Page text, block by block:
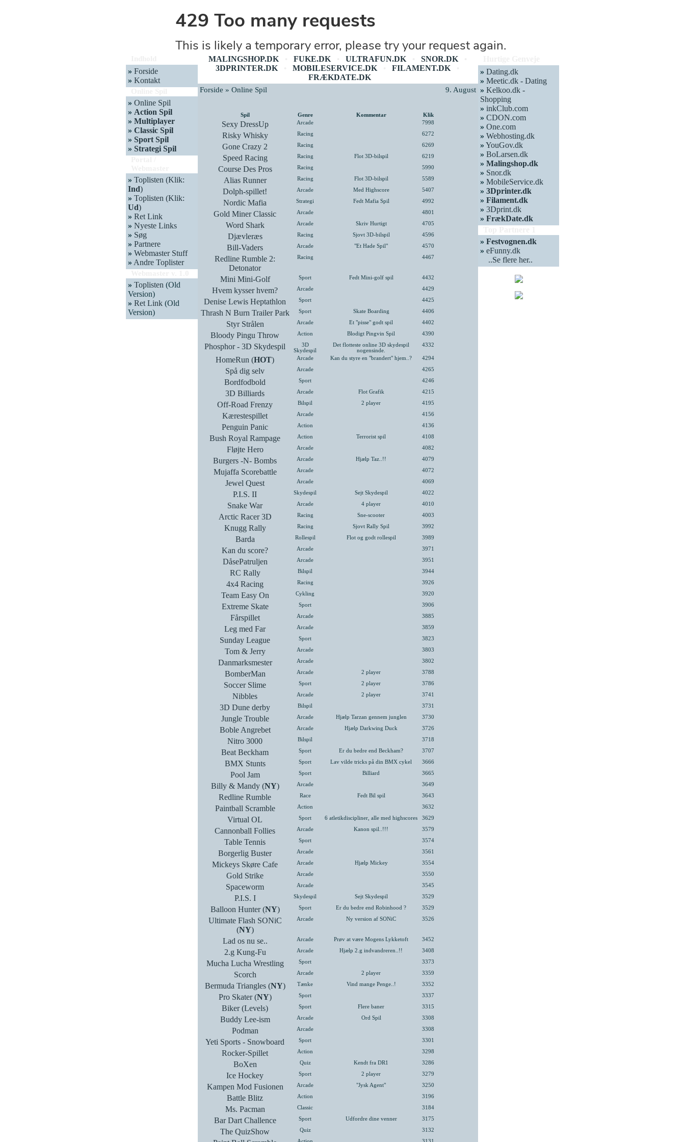
» Forside
» Kontakt
» Online Spil
» Action Spil
» Multiplayer
» Classic Spil
» Sport Spil
» Strategi Spil
» Toplisten (Klik:
Ind)
» Toplisten (Klik:
Ud)
» Ret Link
» Nyeste Links
» Søg
» Partnere
» Webmaster Stuff
» Andre Toplister
» Toplisten (Old
Version)
» Ret Link (Old
Version)
MALINGSHOP.DK• FUKE.DK• ULTRAFUN.DK• SNOR.DK•
3DPRINTER.DK MOBILESERVICE.DK FILAMENT.DK
FRÆKDATE.DK
Forside » Online Spil 9. August
Spil Genre Kommentar Klik
Sexy DressUp Arcade 7998
Risky Whisky Racing 6272
Gone Crazy 2 Racing 6269
Speed Racing Racing Flot 3D-bilspil 6219
Course Des Pros Racing 5990
Alias Runner Racing Flot 3D-bilspil 5589
Dolph-spillet! Arcade Med Highscore 5407
Nordic Mafia Strategi Fedt Mafia Spil 4992
Gold Miner Classic Arcade 4801
Word Shark Arcade Skriv Hurtigt 4705
Djævleræs Racing Sjovt 3D-bilspil 4596
Bill-Vaders Arcade "Et Hade Spil" 4570
Redline Rumble 2:
Detonator
Racing 4467
Mini Mini-Golf Sport Fedt Mini-golf spil 4432
Hvem kysser hvem? Arcade 4429
Denise Lewis Heptathlon Sport 4425
Thrash N Burn Trailer Park Sport Skate Boarding 4406
Styr Strålen Arcade Et "pisse" godt spil 4402
Bloody Pingu Throw Action Blodigt Pingvin Spil 4390
Phosphor - 3D Skydespil
3D
Skydespil
Det flotteste online 3D skydespil
nogensinde.
4332
HomeRun (HOT) Arcade Kan du styre en "brandert" hjem..? 4294
Spå dig selv Arcade 4265
Bordfodbold Sport 4246
3D Billiards Arcade Flot Grafik 4215
Off-Road Frenzy Bilspil 2 player 4195
Kærestespillet Arcade 4156
Penguin Panic Action 4136
Bush Royal Rampage Action Terrorist spil 4108
Fløjte Hero Arcade 4082
Burgers -N- Bombs Arcade Hjælp Taz..!! 4079
Mujaffa Scorebattle Arcade 4072
Jewel Quest Arcade 4069
P.I.S. II Skydespil Sejt Skydespil 4022
Snake War Arcade 4 player 4010
Arctic Racer 3D Racing Sne-scooter 4003
Knugg Rally Racing Sjovt Rally Spil 3992
Barda Rollespil Flot og godt rollespil 3989
Kan du score? Arcade 3971
DåsePatruljen Arcade 3951
RC Rally Bilspil 3944
4x4 Racing Racing 3926
Team Easy On Cykling 3920
Extreme Skate Sport 3906
Fårspillet Arcade 3885
Leg med Far Arcade 3859
Sunday League Sport 3823
Tom & Jerry Arcade 3803
Danmarksmester Arcade 3802
BomberMan Arcade 2 player 3788
Soccer Slime Sport 2 player 3786
Nibbles Arcade 2 player 3741
3D Dune derby Bilspil 3731
Jungle Trouble Arcade Hjælp Tarzan gennem junglen 3730
Boble Angrebet Arcade Hjælp Darkwing Duck 3726
Nitro 3000 Bilspil 3718
Beat Beckham Sport Er du bedre end Beckham? 3707
BMX Stunts Sport Lav vilde tricks på din BMX cykel 3666
Pool Jam Sport Billiard 3665
Billy & Mandy (NY) Arcade 3649
Redline Rumble Race Fedt Bil spil 3643
Paintball Scramble Action 3632
Virtual OL Sport 6 atletikdiscipliner, alle med highscores 3629
Cannonball Follies Arcade Kanon spil..!!! 3579
Table Tennis Sport 3574
Borgerlig Buster Arcade 3561
Mickeys Skøre Cafe Arcade Hjælp Mickey 3554
Gold Strike Arcade 3550
Spaceworm Arcade 3545
P.I.S. I Skydespil Sejt Skydespil 3529
Balloon Hunter (NY) Sport Er du bedre end Robinhood ? 3529
Ultimate Flash SONiC
(NY)
Arcade Ny version af SONiC 3526
Lad os nu se.. Arcade Prøv at være Mogens Lykketoft 3452
2.g Kung-Fu Arcade Hjælp 2.g indvandreren..!! 3408
Mucha Lucha Wrestling Sport 3373
Scorch Arcade 2 player 3359
Bermuda Triangles (NY) Tænke Vind mange Penge..! 3352
Pro Skater (NY) Sport 3337
Biker (Levels) Sport Flere baner 3315
Buddy Lee-ism Arcade Ord Spil 3308
Podman Arcade 3308
Yeti Sports - Snowboard Sport 3301
Rocker-Spillet Action 3298
BoXen Quiz Kendt fra DR1 3286
Ice Hockey Sport 2 player 3279
Kampen Mod Fusionen Arcade "Jysk Agent" 3250
Battle Blitz Action 3196
Ms. Pacman Classic 3184
Bar Dart Challence Sport Udfordre dine venner 3175
The QuizShow Quiz 3132
» Dating.dk
» Meetic.dk - Dating
» Kelkoo.dk -
Shopping
» inkClub.com
» CDON.com
» One.com
» Webhosting.dk
» YouGov.dk
» BoLarsen.dk
» Malingshop.dk
» Snor.dk
» MobileService.dk
» 3Dprinter.dk
» Filament.dk
» 3Dprint.dk
» FrækDate.dk
» Festvognen.dk
» eFunny.dk
..Se flere her..